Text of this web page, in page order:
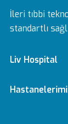
İleri tıbbi
standartlı
Liv Hospital